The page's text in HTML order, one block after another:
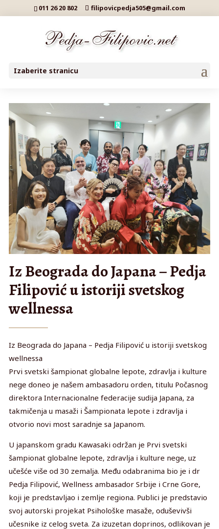
011 26 20 802 filipovicpedja505@gmail.com
Izaberite stranicu
Iz Beograda do Japana – Pedja
Filipović u istoriji svetskog
wellnessa
Iz Beograda do Japana – Pedja Filipović u istoriji svetskog
wellnessa
Prvi svetski šampionat globalne lepote, zdravlja i kulture
nege doneo je našem ambasadoru orden, titulu Počasnog
direktora Internacionalne federacije sudija Japana, za
takmičenja u masaži i Šampionata lepote i zdravlja i
otvorio novi most saradnje sa Japanom.
U japanskom gradu Kawasaki održan je Prvi svetski
šampionat globalne lepote, zdravlja i kulture nege, uz
učešće više od 30 zemalja. Među odabranima bio je i dr
Pedja Filipović, Wellness ambasador Srbije i Crne Gore,
koji je predstavljao i zemlje regiona. Publici je predstavio
svoj autorski projekat Psihološke masaže, oduševivši
učesnike iz celog sveta. Za izuzetan doprinos, odlikovan je